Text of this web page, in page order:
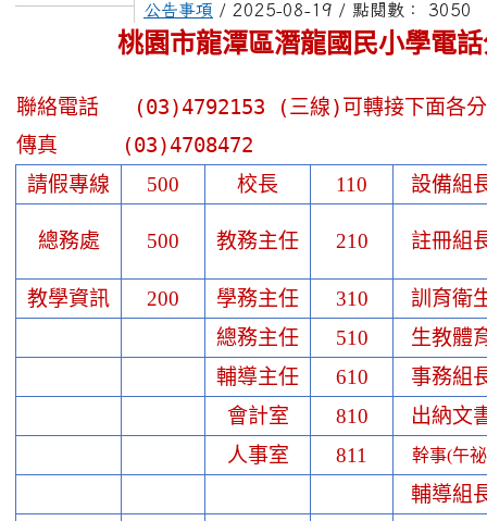
公告事項 / 2025-08-19 / 點閱數： 3050
桃園市龍潭區潛龍國民小學電
聯絡電話
(03)4792153 (三線)可轉接下面各
傳真
(03)4708472
請假專線 500 校長 110 設備組
總務處 500 教務主任 210 註冊組
教學資訊 200 學務主任 310
訓育衛
總務主任
510
生教體
輔導主任
610
事務組
會計室
810
出納文
人事室
811 幹事(午
輔導組